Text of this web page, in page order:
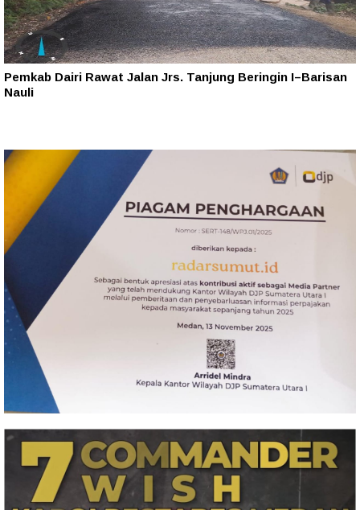
Pemkab Dairi Rawat Jalan Jrs. Tanjung Beringin I–Barisan
Nauli